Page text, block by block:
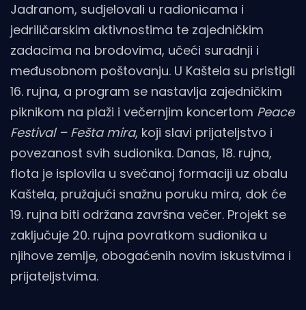
Jadranom, sudjelovali u radionicama i
jedriličarskim aktivnostima te zajedničkim
zadacima na brodovima, učeći suradnji i
međusobnom poštovanju. U Kaštela su pristigli
16. rujna, a program se nastavlja zajedničkim
piknikom na plaži i večernjim koncertom Peace
Festival – Fešta mira, koji slavi prijateljstvo i
povezanost svih sudionika. Danas, 18. rujna,
flota je isplovila u svečanoj formaciji uz obalu
Kaštela, pružajući snažnu poruku mira, dok će
19. rujna biti održana završna večer. Projekt se
zaključuje 20. rujna povratkom sudionika u
njihove zemlje, obogaćenih novim iskustvima i
prijateljstvima.